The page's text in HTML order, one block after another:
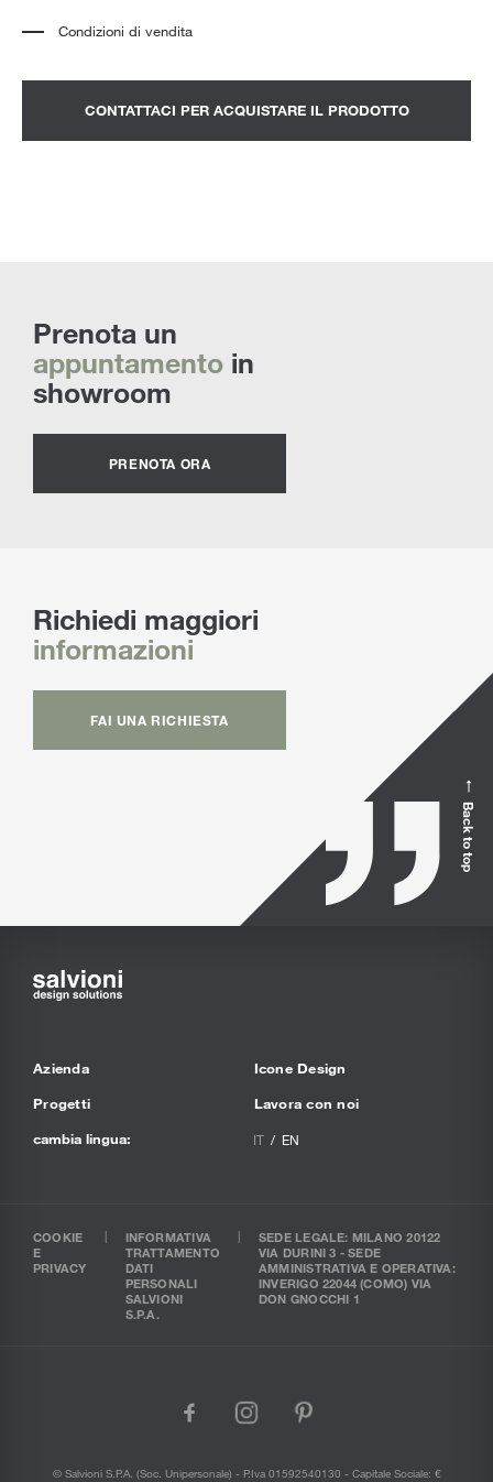
Condizioni di vendita
essere quotato separatamente.
Trasporto e assemblaggio esclusi.
nello showroom.
CONTATTACI PER ACQUISTARE IL PRODOTTO
Prenota un
appuntamento in
showroom
PRENOTA ORA
Richiedi maggiori
informazioni
FAI UNA RICHIESTA
Back to top
Azienda
Progetti
Icone Design
Lavora con noi
cambia lingua:
IT EN
COOKIE
E
PRIVACY
INFORMATIVA
TRATTAMENTO
DATI
PERSONALI
SALVIONI
S.P.A.
SEDE LEGALE: MILANO 20122
VIA DURINI 3 - SEDE
AMMINISTRATIVA E OPERATIVA:
INVERIGO 22044 (COMO) VIA
DON GNOCCHI 1
facebook
instagram
pinterest
© Salvioni S.P.A. (soc. Unipersonale) - P.Iva 01592540130 - Capitale Sociale: €